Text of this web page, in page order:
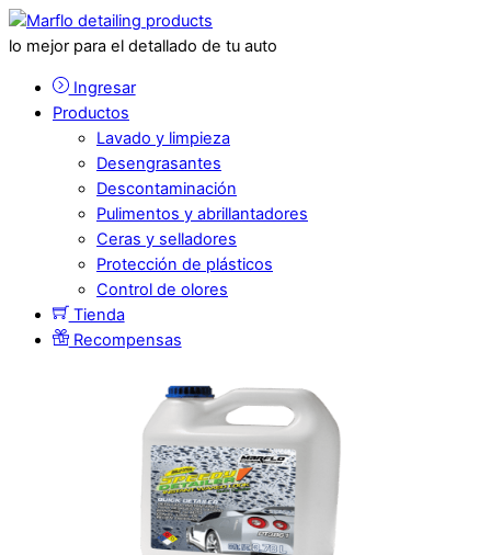
lo mejor para el detallado de tu auto
Ingresar
Productos
Lavado y limpieza
Desengrasantes
Descontaminación
Pulimentos y abrillantadores
Ceras y selladores
Protección de plásticos
Control de olores
Tienda
Recompensas